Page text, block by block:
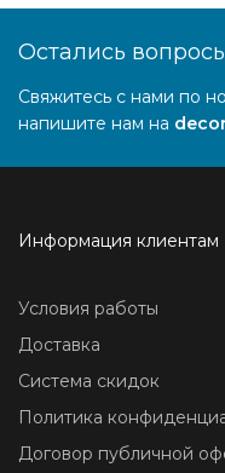
Остались
Свяжитесь с нами по
напишите нам на
Информация клиентам
Условия работы
Доставка
Система скидок
Политика
Договор публичной